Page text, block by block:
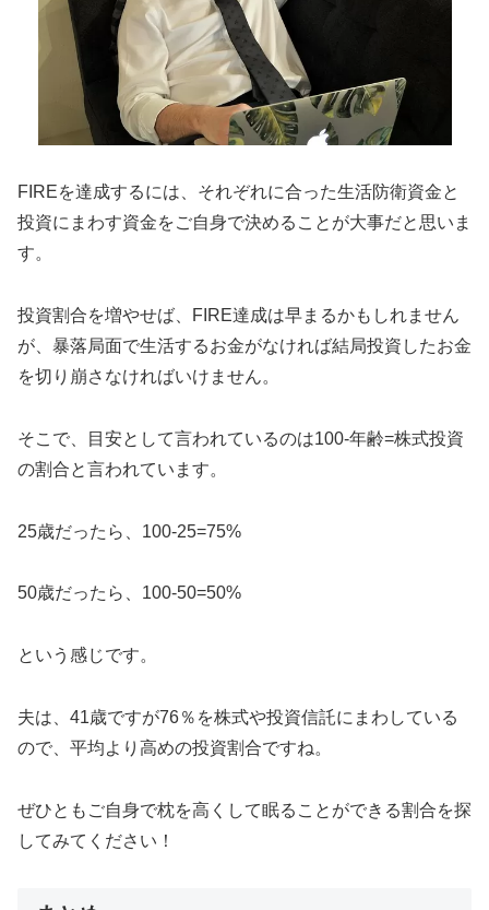
FIREを達成するには、それぞれに合った生活防衛資金と
投資にまわす資金をご自身で決めることが大事だと思いま
す。
投資割合を増やせば、FIRE達成は早まるかもしれません
が、暴落局面で生活するお金がなければ結局投資したお金
を切り崩さなければいけません。
そこで、目安として言われているのは100-年齢=株式投資
の割合と言われています。
25歳だったら、100-25=75%
50歳だったら、100-50=50%
という感じです。
夫は、41歳ですが76％を株式や投資信託にまわしている
ので、平均より高めの投資割合ですね。
ぜひともご自身で枕を高くして眠ることができる割合を探
してみてください！